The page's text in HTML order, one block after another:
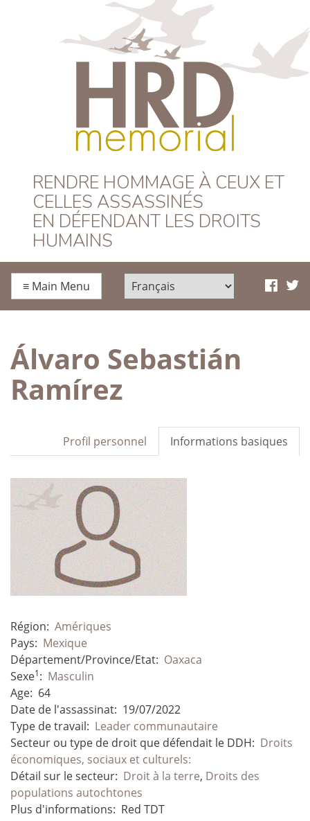
HRD Memorial –
Français
RENDRE HOMMAGE À CEUX ET
CELLES ASSASSINÉS
EN DÉFENDANT LES DROITS
HUMAINS
≡ Main Menu
Álvaro Sebastián
Ramírez
Informations basiques
Profil personnel
Région: Amériques
Pays: Mexique
Département/Province/Etat: Oaxaca
Sexe1: Masculin
Age: 64
Date de l'assassinat: 19/07/2022
Type de travail: Leader communautaire
Secteur ou type de droit que défendait le DDH: Droits
économiques, sociaux et culturels:
Détail sur le secteur: Droit à la terre, Droits des
populations autochtones
Plus d'informations: Red TDT